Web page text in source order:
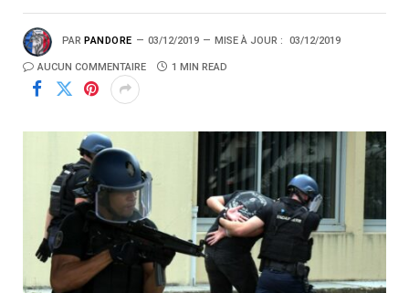
PAR PANDORE 03/12/2019 MISE À JOUR : 03/12/2019
AUCUN COMMENTAIRE 1 MIN READ